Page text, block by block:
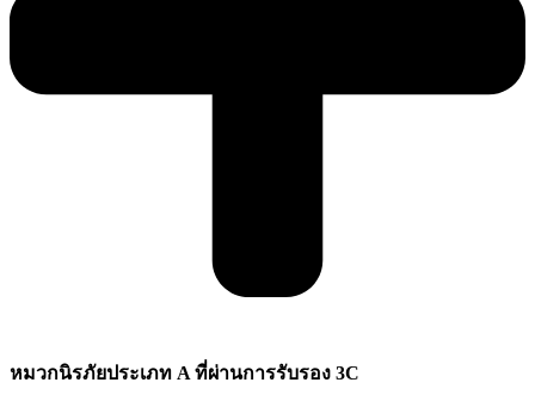
หมวกนิรภัยประเภท A ที่ผ่านการรับรอง 3C